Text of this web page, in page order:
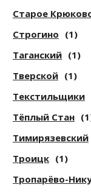
Старое
Строгино (1)
Таганский (1)
Тверской (1)
Текстильщики
Тёплый Стан
Тимирязевский
Троицк (1)
Тропарёво-